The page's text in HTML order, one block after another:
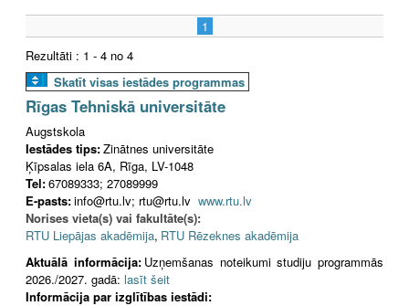
1
Rezultāti : 1 - 4 no 4
Skatīt visas iestādes programmas
Rīgas Tehniskā universitāte
Augstskola
Iestādes tips:Zinātnes universitāte
Ķīpsalas iela 6A, Rīga, LV-1048
Tel:67089333; 27089999
E-pasts:info@rtu.lv; rtu@rtu.lv www.rtu.lv
Norises vieta(s) vai fakultāte(s):
RTU Liepājas akadēmija, RTU Rēzeknes akadēmija
Aktuālā informācija: Uzņemšanas noteikumi studiju programmās
2026./2027. gadā: lasīt šeit
Informācija par izglītības iestādi: